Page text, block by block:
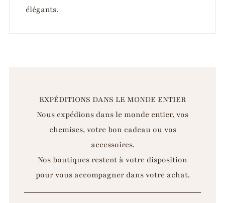
élégants.
EXPÉDITIONS DANS LE MONDE ENTIER
Nous expédions dans le monde entier, vos
chemises, votre bon cadeau ou vos
accessoires.
Nos boutiques restent à votre disposition
pour vous accompagner dans votre achat.